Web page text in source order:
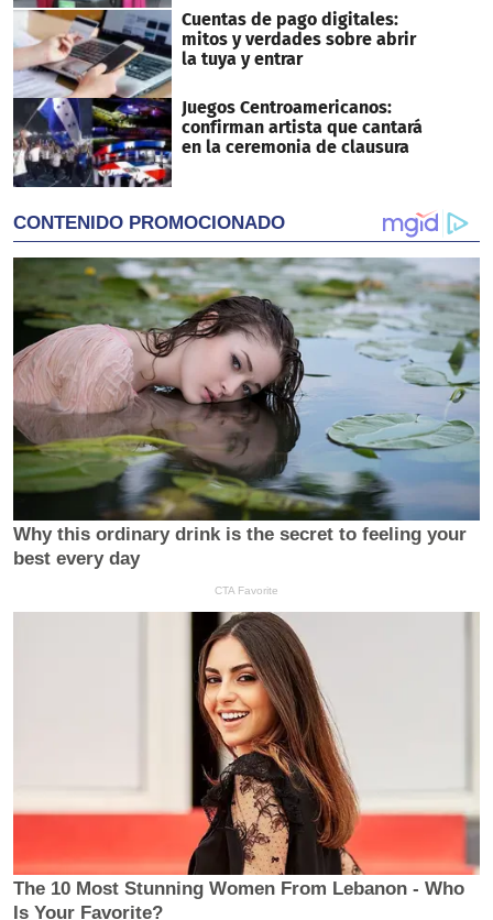
Cuentas de pago digitales:
mitos y verdades sobre abrir
la tuya y entrar
Juegos Centroamericanos:
confirman artista que cantará
en la ceremonia de clausura